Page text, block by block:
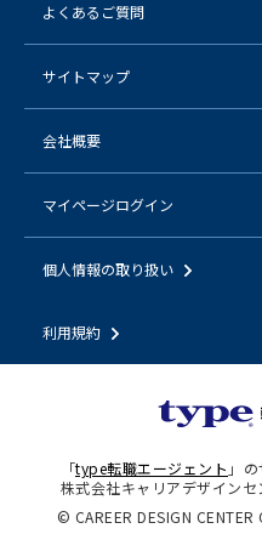
よくあるご質問
サイトマップ
会社概要
マイページログイン
個人情報の取り扱い
利用規約
「type転職エージェント 」
株式会社キャリアデザイン
© CAREER DESIGN CENTER